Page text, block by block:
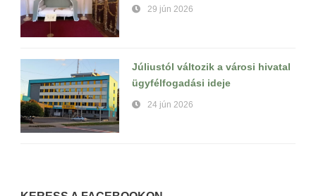
29 jún 2026
Júliustól változik a városi hivatal
ügyfélfogadási ideje
24 jún 2026